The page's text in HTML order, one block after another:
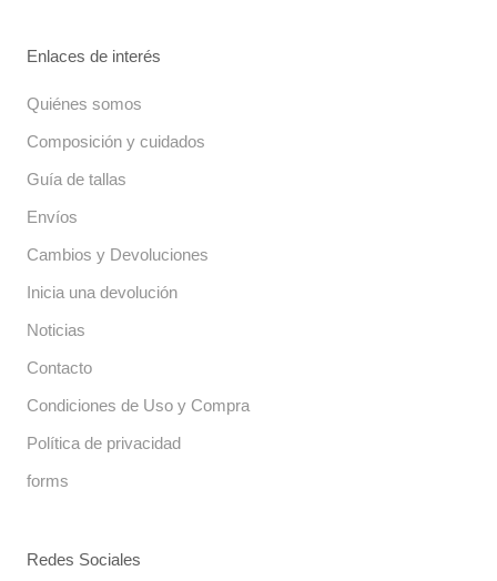
Enlaces de interés
Quiénes somos
Composición y cuidados
Guía de tallas
Envíos
Cambios y Devoluciones
Inicia una devolución
Noticias
Contacto
Condiciones de Uso y Compra
Política de privacidad
forms
Redes Sociales